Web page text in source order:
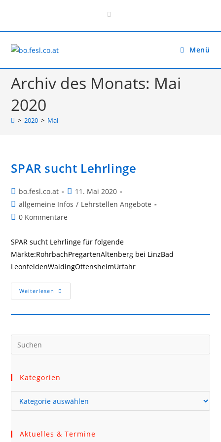
springen
Menü
Archiv des Monats: Mai
2020
> 2020 > Mai
SPAR sucht Lehrlinge
Beitrags-
Autor:
bo.fesl.co.at
Beitrag
veröffentlicht:
11. Mai 2020
Beitrags-
Kategorie:
allgemeine Infos / Lehrstellen Angebote
Beitrags-
0 Kommentare
SPAR sucht Lehrlinge für folgende
Märkte:RohrbachPregartenAltenberg bei LinzBad
LeonfeldenWaldingOttensheimUrfahr
Weiterlesen SPAR
Sucht
Kategorien
Kategorien
Aktuelles & Termine